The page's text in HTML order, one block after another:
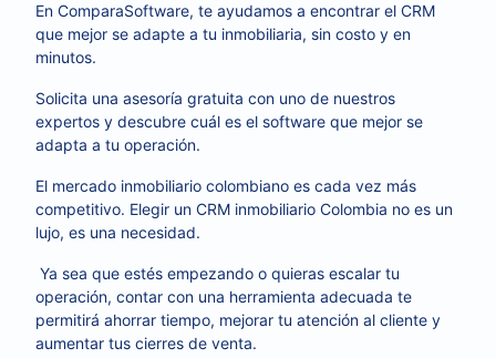
En ComparaSoftware, te ayudamos a encontrar el CRM
que mejor se adapte a tu inmobiliaria, sin costo y en
minutos.
Solicita una asesoría gratuita con uno de nuestros
expertos y descubre cuál es el software que mejor se
adapta a tu operación.
El mercado inmobiliario colombiano es cada vez más
competitivo. Elegir un CRM inmobiliario Colombia no es un
lujo, es una necesidad.
Ya sea que estés empezando o quieras escalar tu
operación, contar con una herramienta adecuada te
permitirá ahorrar tiempo, mejorar tu atención al cliente y
aumentar tus cierres de venta.